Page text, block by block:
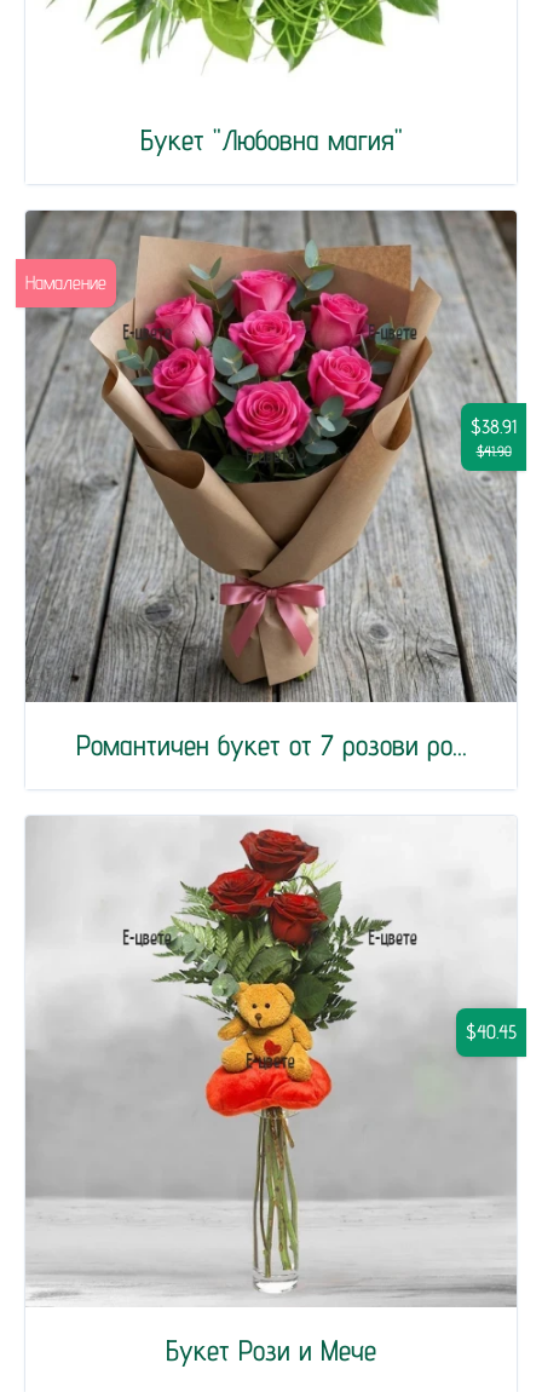
Букет "Любовна магия"
Романтичен букет от 7 розови ро...
$38.91
$41.90
Намаление
Букет Рози и Мече
$40.45